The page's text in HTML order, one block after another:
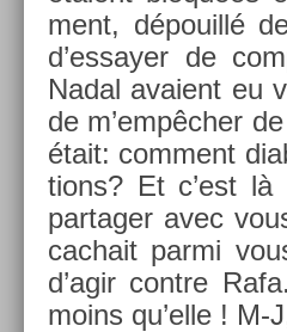
ment, dépouillé
d’es­say­er de
Nadal avaient eu
de m’empêcher
était: com­ment
tions? Et c’est
par­tag­er avec
cac­hait parmi
d’agir con­tre
moins qu’elle !